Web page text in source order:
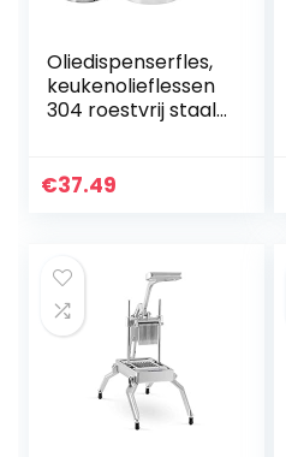
Oliedispenserfles,
keukenolieflessen
304 roestvrij staal
controle
€37.49